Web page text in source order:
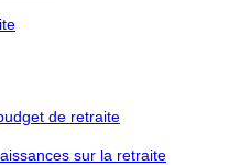
de retraite
sur la retraite